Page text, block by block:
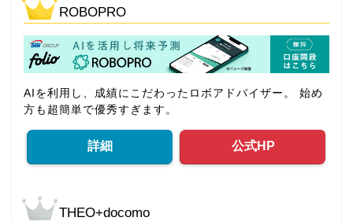
ROBOPRO
AIを利用し、成績にこだわったロボアドバイザー。 始め
方も超簡単で優秀すぎます。
詳細 公式HP
THEO+docomo